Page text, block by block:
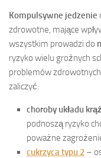
Kompulsywne jedzenie
zdrowotne, mające
wszystkim prowadzi do
ryzyko wielu groźnych
problemów
zaliczyć:
choroby układu
podnoszą ryzyko
poważne
cukrzyca typu 2 –